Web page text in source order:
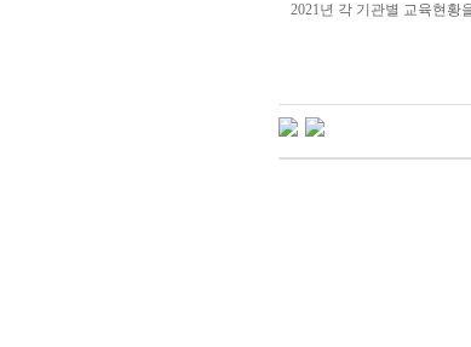
2021년 각 기관별 교육현황